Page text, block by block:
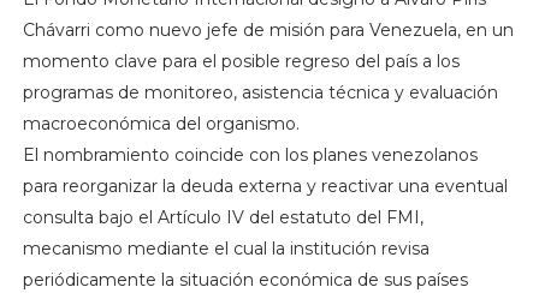
Chávarri como nuevo jefe de misión para Venezuela, en un
momento clave para el posible regreso del país a los
programas de monitoreo, asistencia técnica y evaluación
macroeconómica del organismo.
El nombramiento coincide con los planes venezolanos
para reorganizar la deuda externa y reactivar una eventual
consulta bajo el Artículo IV del estatuto del FMI,
mecanismo mediante el cual la institución revisa
periódicamente la situación económica de sus países